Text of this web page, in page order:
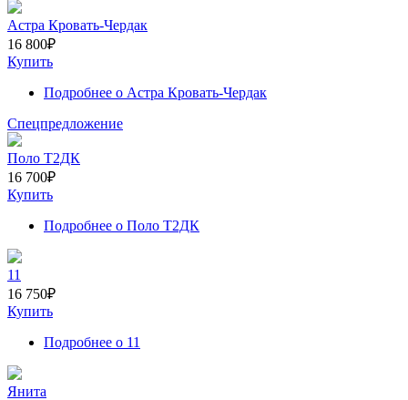
Астра Кровать-Чердак
16 800₽
Купить
Подробнее о Астра Кровать-Чердак
Спецпредложение
Поло Т2ДК
16 700₽
Купить
Подробнее о Поло Т2ДК
11
16 750₽
Купить
Подробнее о 11
Янита